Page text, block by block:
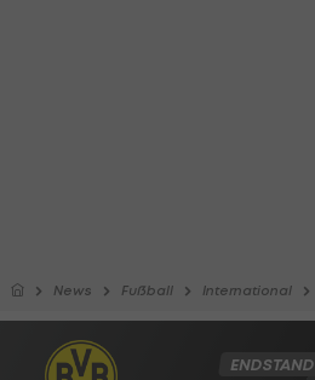
News Fußball International
ENDSTAND